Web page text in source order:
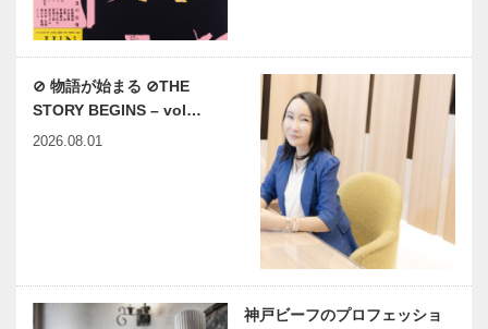
⊘ 物語が始まる ⊘THE
STORY BEGINS – vol…
2026.08.01
神戸ビーフのプロフェッショ